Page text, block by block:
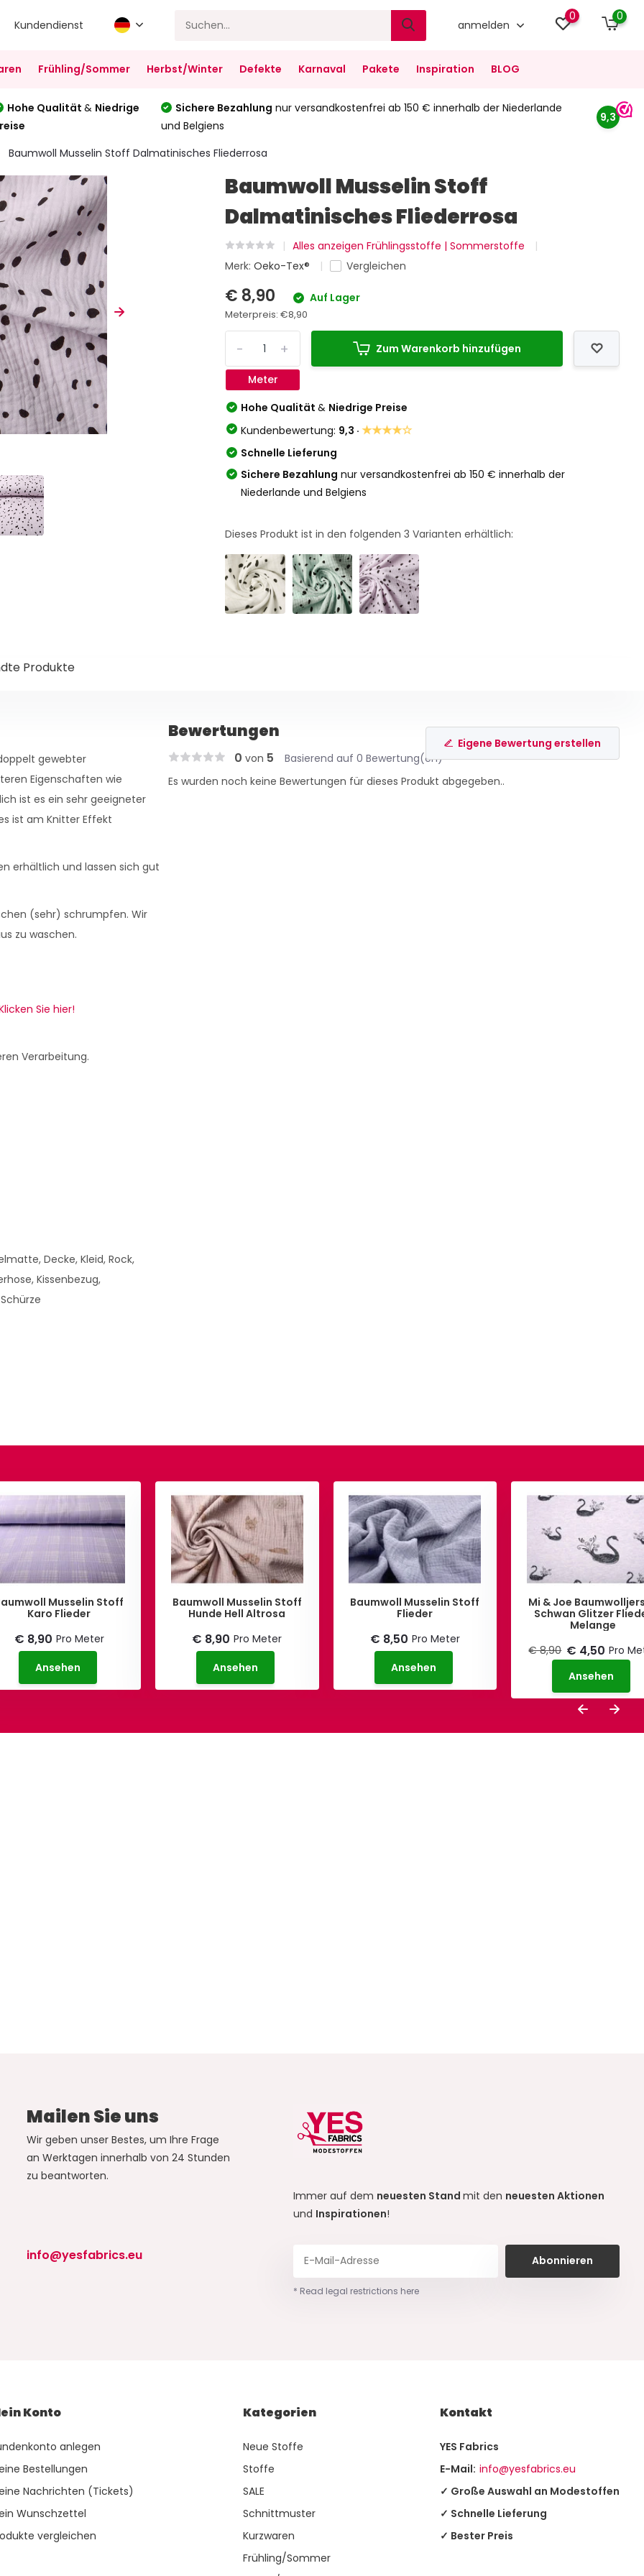
Kundendienst anmelden
0 0
Frühling/Sommer Herbst/Winter Defekte Karnaval Pakete Inspiration BLOG
Hohe Qualität& Niedrige
Sichere Bezahlung nur versandkostenfrei ab 150 € innerhalb der Niederlande
und Belgiens
9,3
Baumwoll Musselin Stoff Dalmatinisches Fliederrosa
Baumwoll Musselin Stoff
Dalmatinisches Fliederrosa
Alles anzeigen Frühlingsstoffe | Sommerstoffe
Merk:Oeko-Tex® Vergleichen
€ 8,90 Auf Lager
Meterpreis:€8,90
+
-
Meter
Zum Warenkorb hinzufügen
Hohe Qualität& Niedrige Preise
Kundenbewertung: 9,3 ·★★★★☆
Schnelle Lieferung
Sichere Bezahlung nur versandkostenfrei ab 150 € innerhalb der
Niederlande und Belgiens
Dieses Produkt ist in den folgenden3 Varianten erhältlich:
Produkte
gewebter
Eigenschaften wie
ist es ein sehr geeigneter
ist am Knitter Effekt
erhältlich und lassen sich gut
(sehr) schrumpfen. Wir
zu waschen.
Sie hier!
Verarbeitung.
Decke, Kleid, Rock,
Kissenbezug,
Bewertungen
0 von 5 Basierend auf 0 Bewertung(en)
Eigene Bewertung erstellen
Es wurden noch keine Bewertungen für dieses Produkt abgegeben..
Musselin Stoff
Karo Flieder
€ 8,90 Pro Meter
Ansehen
Baumwoll Musselin Stoff
Hunde Hell Altrosa
€ 8,90 Pro Meter
Ansehen
Baumwoll Musselin Stoff
Flieder
€ 8,50 Pro Meter
Ansehen
Mi & Joe
Schwan Glitzer
Melange
€ 8,90 € 4,50 Pro
Ansehen
Mailen Sie uns
Wir geben unser Bestes, um Ihre Frage
an Werktagen innerhalb von 24 Stunden
zu beantworten.
info@yesfabrics.eu
Immer auf dem neuesten Standmit den neuesten Aktionen
und Inspirationen!
Abonnieren
* Read legal restrictions here
Konto
anlegen
Bestellungen
Nachrichten (Tickets)
Wunschzettel
vergleichen
Kategorien
Neue Stoffe
Stoffe
SALE
Schnittmuster
Kurzwaren
Frühling/Sommer
Kontakt
YES Fabrics
E-Mail: info@yesfabrics.eu
✓ Große Auswahl an Modestoffen
✓ Schnelle Lieferung
✓ Bester Preis